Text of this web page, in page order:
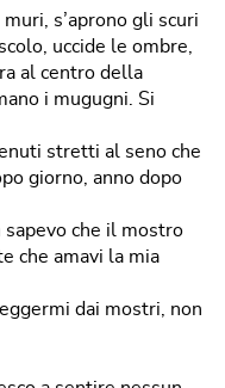
s’aprono gli scuri
uccide le ombre,
al centro della
i mugugni. Si
stretti al seno che
giorno, anno dopo
sapevo che il mostro
che amavi la mia
dai mostri, non